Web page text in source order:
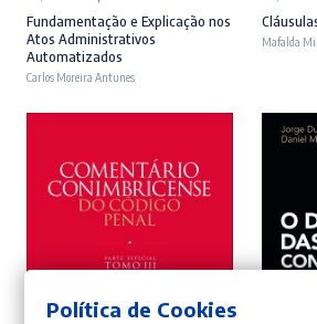
preço
original
era:
22,90 €.
preço
atual
é:
20,61 €.
Fundamentação e Explicação nos
Atos Administrativos
Automatizados
Carlos Moreira Antunes
Mafalda
Política de Cookies